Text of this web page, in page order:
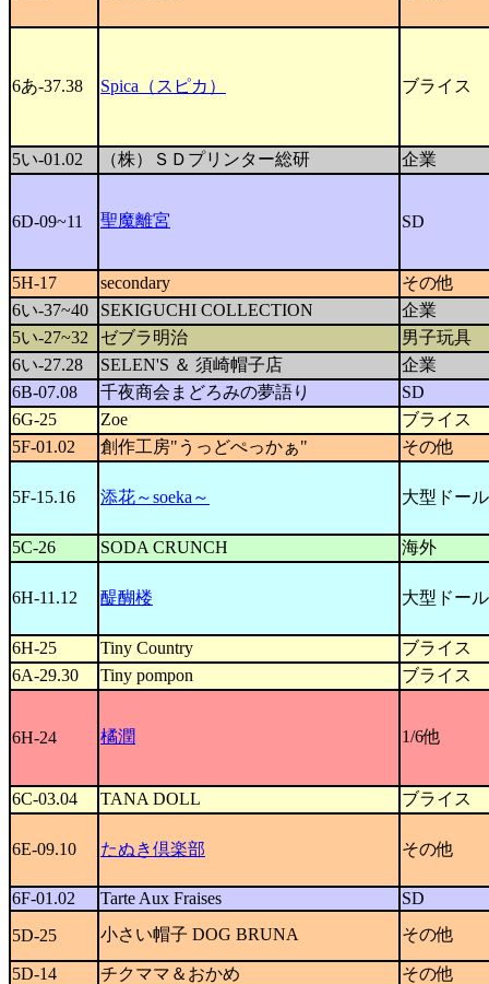
6あ-37.38 Spica（スピカ） ブライス
5い-01.02 （株）ＳＤプリンター総研 企業
6D-09~11 聖魔離宮 SD
5H-17 secondary
その他
6い-37~40
SEKIGUCHI COLLECTION
企業
5い-27~32
ゼブラ明治
男子玩具
6い-27.28
SELEN'S ＆ 須崎帽子店
企業
6B-07.08
千夜商会まどろみの夢語り
SD
6G-25
Zoe
ブライス
5F-01.02
創作工房"うっどぺっかぁ" その他
5F-15.16 添花～soeka～ 大型ドール
5C-26 SODA CRUNCH 海外
6H-11.12 醍醐楼 大型ドール
6H-25 Tiny Country
ブライス
6A-29.30
Tiny pompon ブライス
6H-24 橘潤 1/6他
6C-03.04 TANA DOLL ブライス
6E-09.10 たぬき倶楽部 その他
6F-01.02 Tarte Aux Fraises
SD
5D-25
小さい帽子 DOG BRUNA その他
5D-14 チクママ＆おかめ
その他